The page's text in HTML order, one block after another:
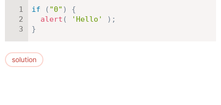
if ( "0" )
{
alert ( 'Hello' ) ;
}
solution